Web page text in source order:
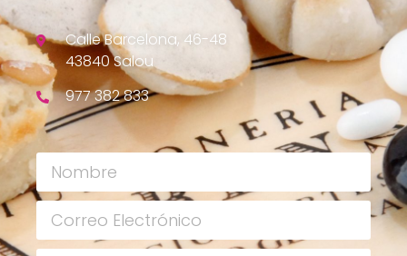
Calle Barcelona, 46-48
43840 Salou
977 382 833